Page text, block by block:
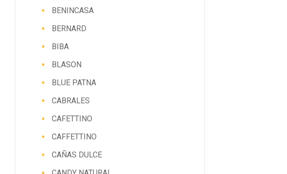
BENINCASA
BERNARD
BIBA
BLASON
BLUE PATNA
CABRALES
CAFETTINO
CAFFETTINO
CAÑAS DULCE